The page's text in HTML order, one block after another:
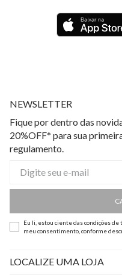
NEWSLETTER
Fique por dentro das
20%OFF* para sua
regulamento.
Eu li, estou ciente das condições
meu consentimento, conforme
LOCALIZE UMA LOJA